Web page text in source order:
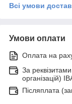
Всі умови
Умови оплати
Оплата на
За
організацій)
Післяплата